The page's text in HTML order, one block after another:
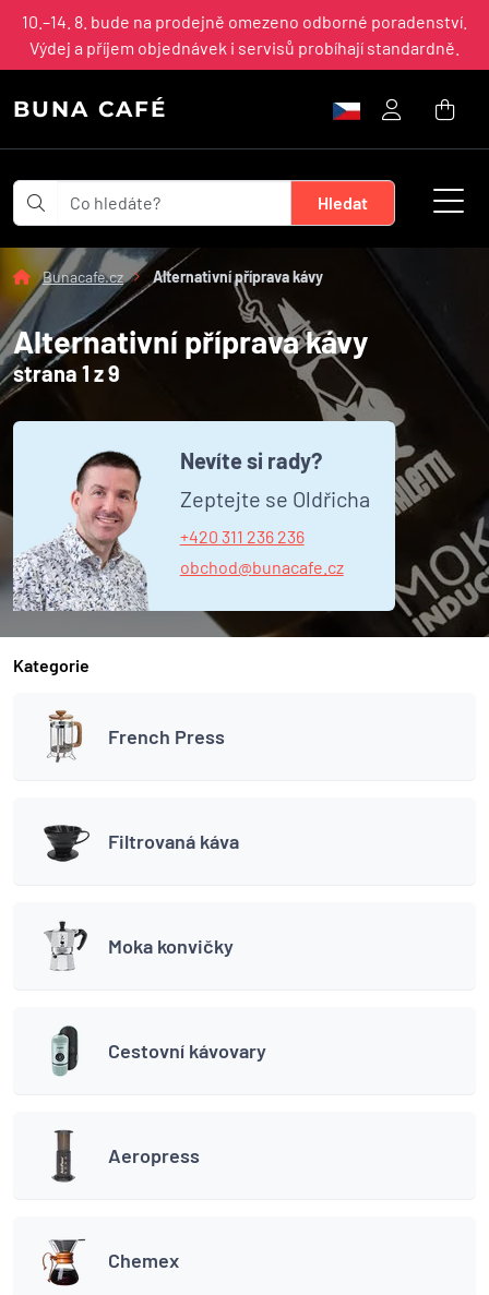
10.–14. 8. bude na prodejně omezeno odborné poradenství.
Výdej a příjem objednávek i servisů probíhají standardně.
BUNA CAFÉ
Bunacafe.cz Alternativní příprava kávy
Alternativní příprava kávy
strana 1 z 9
Nevíte si rady?
Zeptejte se Oldřicha
+420 311 236 236
obchod@bunacafe.cz
Kategorie
French Press
Filtrovaná káva
Moka konvičky
Cestovní kávovary
Aeropress
Chemex